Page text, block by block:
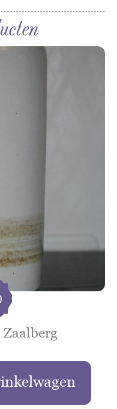
Zaalberg